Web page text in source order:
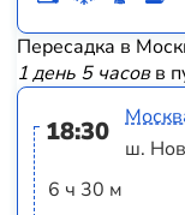
Пересадка в
1 день 5 часовв
18:30
6 ч 30 м
ш.